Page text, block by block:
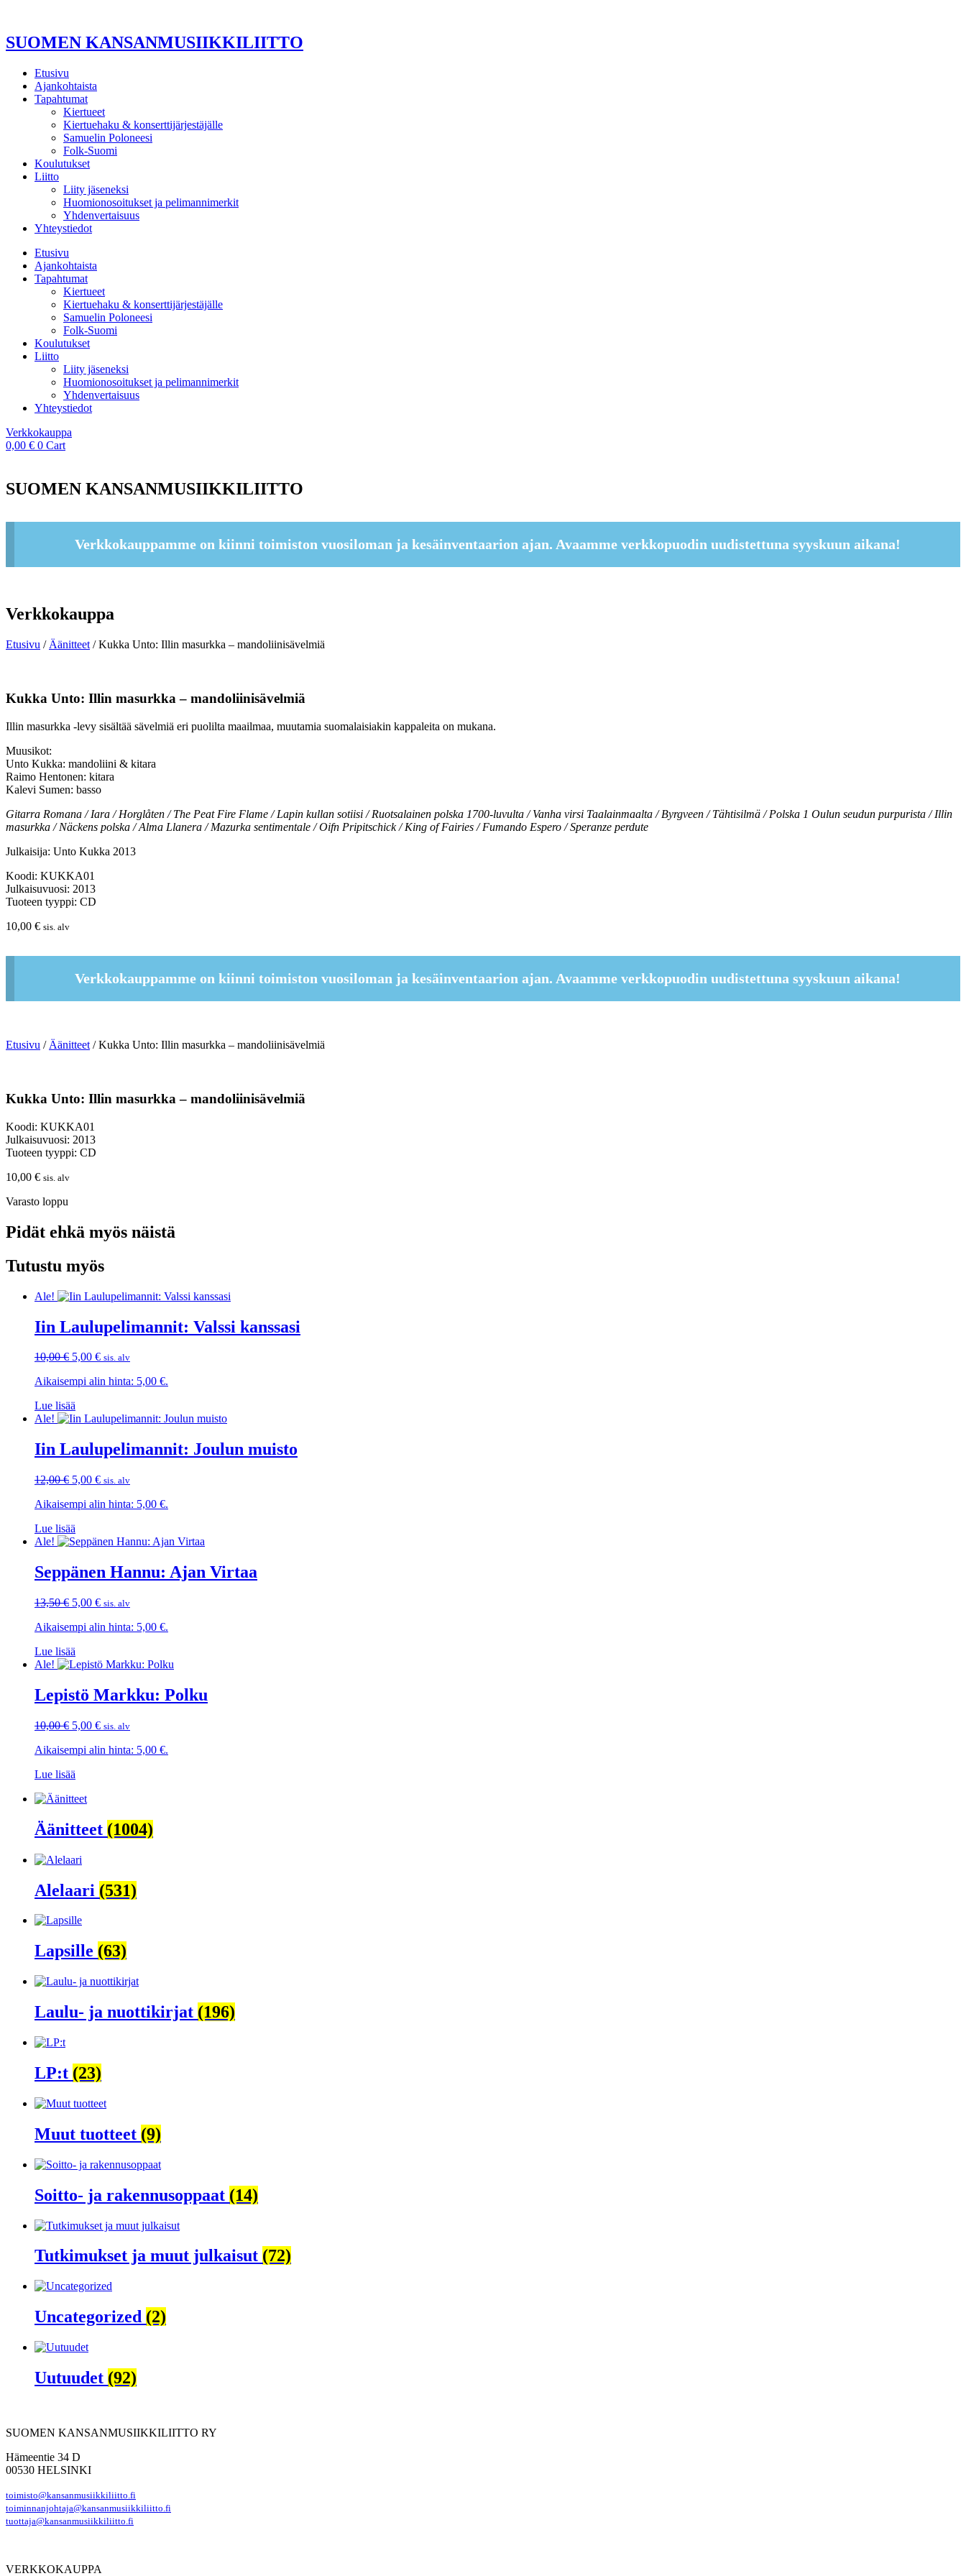
SUOMEN KANSANMUSIIKKILIITTO
Etusivu
Ajankohtaista
Tapahtumat
Kiertueet
Kiertuehaku & konserttijärjestäjälle
Samuelin Poloneesi
Folk-Suomi
Koulutukset
Liitto
Liity jäseneksi
Huomionosoitukset ja pelimannimerkit
Yhdenvertaisuus
Yhteystiedot
Etusivu
Ajankohtaista
Tapahtumat
Kiertueet
Kiertuehaku & konserttijärjestäjälle
Samuelin Poloneesi
Folk-Suomi
Koulutukset
Liitto
Liity jäseneksi
Huomionosoitukset ja pelimannimerkit
Yhdenvertaisuus
Yhteystiedot
Verkkokauppa
0,00 € 0 Cart
SUOMEN KANSANMUSIIKKILIITTO
Verkkokauppamme on kiinni toimiston vuosiloman ja kesäinventaarion ajan. Avaamme verkkopuodin uudistettuna syyskuun aikana!
Verkkokauppa
Etusivu / Äänitteet / Kukka Unto: Illin masurkka – mandoliinisävelmiä
Kukka Unto: Illin masurkka – mandoliinisävelmiä
Illin masurkka -levy sisältää sävelmiä eri puolilta maailmaa, muutamia suomalaisiakin kappaleita on mukana.
Muusikot:
Unto Kukka: mandoliini & kitara
Raimo Hentonen: kitara
Kalevi Sumen: basso
Gitarra Romana / Iara / Horglåten / The Peat Fire Flame / Lapin kullan sotiisi / Ruotsalainen polska 1700-luvulta / Vanha virsi Taalainmaalta / Byrgveen / Tähtisilmä / Polska 1 Oulun seudun purpurista / Illin
masurkka / Näckens polska / Alma Llanera / Mazurka sentimentale / Oifn Pripitschick / King of Fairies / Fumando Espero / Speranze perdute
Julkaisija: Unto Kukka 2013
Koodi: KUKKA01
Julkaisuvuosi: 2013
Tuoteen tyyppi: CD
10,00 € sis. alv
Verkkokauppamme on kiinni toimiston vuosiloman ja kesäinventaarion ajan. Avaamme verkkopuodin uudistettuna syyskuun aikana!
Etusivu /Äänitteet/ Kukka Unto: Illin masurkka – mandoliinisävelmiä
Kukka Unto: Illin masurkka – mandoliinisävelmiä
Koodi: KUKKA01
Julkaisuvuosi: 2013
Tuoteen tyyppi: CD
10,00 € sis. alv
Varasto loppu
Pidät ehkä myös näistä
Tutustu myös
Ale!
Iin Laulupelimannit: Valssi kanssasi
10,00€ Alkuperäinen
oli:
5,00 €Nykyinen
on:
sis. alv
Aikaisempi alin hinta: 5,00 €.
Lue lisää
Ale!
Iin Laulupelimannit: Joulun muisto
12,00€ Alkuperäinen
oli:
5,00 €Nykyinen
on:
sis. alv
Aikaisempi alin hinta: 5,00 €.
Lue lisää
Ale!
Seppänen Hannu: Ajan Virtaa
13,50€ Alkuperäinen
oli:
5,00 €Nykyinen
on:
sis. alv
Aikaisempi alin hinta: 5,00 €.
Lue lisää
Ale!
Lepistö Markku: Polku
10,00€ Alkuperäinen
oli:
5,00 €Nykyinen
on:
sis. alv
Aikaisempi alin hinta: 5,00 €.
Lue lisää
Äänitteet (1004)
Alelaari (531)
Lapsille (63)
Laulu- ja nuottikirjat (196)
LP:t (23)
Muut tuotteet (9)
Soitto- ja rakennusoppaat (14)
Tutkimukset ja muut julkaisut (72)
Uncategorized (2)
Uutuudet (92)
SUOMEN KANSANMUSIIKKILIITTO RY
Hämeentie 34 D
00530 HELSINKI
toimisto@kansanmusiikkiliitto.fi
toiminnanjohtaja@kansanmusiikkiliitto.fi
tuottaja@kansanmusiikkiliitto.fi
VERKKOKAUPPA